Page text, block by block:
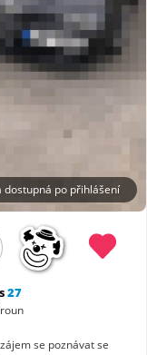
dostupná po přihlášení
27
se poznávat se